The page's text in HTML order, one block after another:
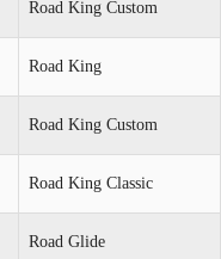
Road King Custom
Road King
Road King Custom
Road King Classic
Road Glide